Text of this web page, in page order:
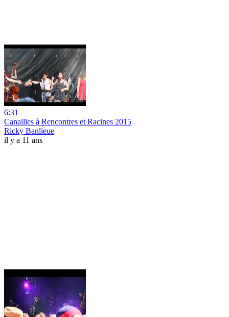
6:31
Canailles à Rencontres et Racines 2015
Ricky Banlieue
il y a 11 ans